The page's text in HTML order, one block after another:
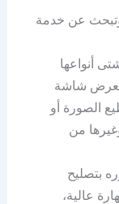
عن خدمة
أنواعها
تعرض شاشة
الصورة أو
من
بتصليح
عالية،